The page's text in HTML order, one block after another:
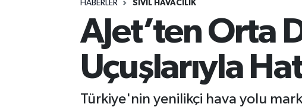
HABERLER SIVIL HAVACILIK
AJet’ten Orta
Uçuşlarıyla Hat
Türkiye'nin yenilikçi hava yolu